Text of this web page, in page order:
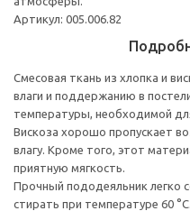
Артикул: 005.006.82
Смесовая ткань из хлопка и
влаги и поддержанию в
температуры, необходимой
Вискоза хорошо пропускает
влагу. Кроме того, этот
приятную мягкость.
Прочный пододеяльник легко
стирать при температуре 60 °C.